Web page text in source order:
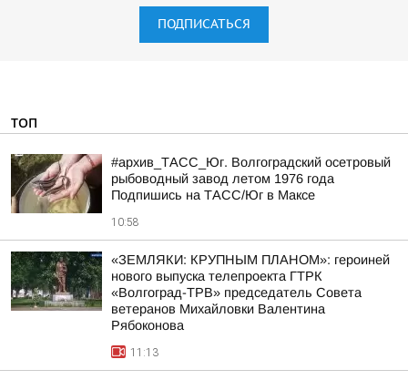
ПОДПИСАТЬСЯ
ТОП
#архив_ТАСС_Юг. Волгоградский осетровый
рыбоводный завод летом 1976 года
Подпишись на ТАСС/Юг в Максе
10:58
«ЗЕМЛЯКИ: КРУПНЫМ ПЛАНОМ»: героиней
нового выпуска телепроекта ГТРК
«Волгоград-ТРВ» председатель Совета
ветеранов Михайловки Валентина
Рябоконова
11:13